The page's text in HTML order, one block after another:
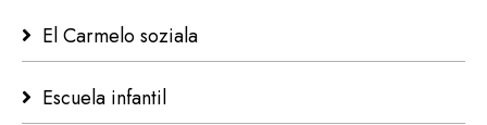
El Carmelo soziala
Escuela infantil